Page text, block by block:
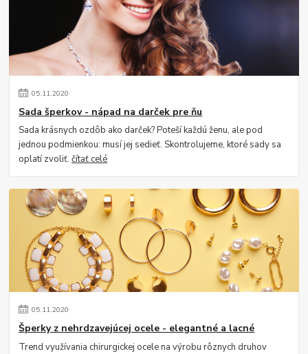
05.11.2020
Sada šperkov - nápad na darček pre ňu
Sada krásnych ozdôb ako darček? Poteší každú ženu, ale pod
jednou podmienkou: musí jej sedieť. Skontrolujeme, ktoré sady sa
oplatí zvoliť.čítať celé
05.11.2020
Šperky z nehrdzavejúcej ocele - elegantné a lacné
Trend využívania chirurgickej ocele na výrobu rôznych druhov